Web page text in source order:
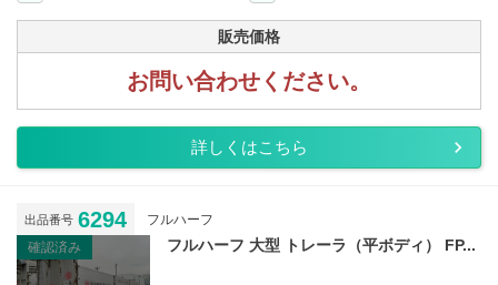
販売価格
お問い合わせください。
詳しくはこちら
出品番号 6294
フルハーフ
確認済み
フルハーフ 大型 トレーラ（平ボディ） FP...